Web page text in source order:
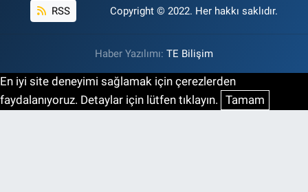
RSS Copyright © 2022. Her hakkı saklıdır.
Haber Yazılımı: TE Bilişim
En iyi site deneyimi sağlamak için çerezlerden
faydalanıyoruz. Detaylar için lütfen tıklayın. Tamam